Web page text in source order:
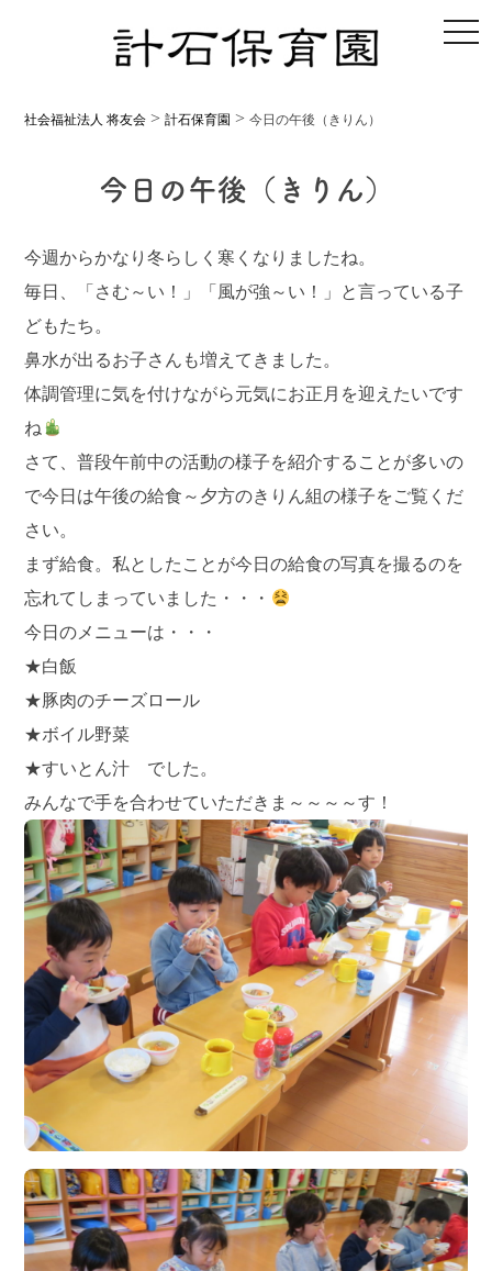
社会福祉法人 将友会 >計石保育園 >今日の午後（きりん）
今日の午後（きりん）
今週からかなり冬らしく寒くなりましたね。
毎日、「さむ～い！」「風が強～い！」と言っている子
どもたち。
鼻水が出るお子さんも増えてきました。
体調管理に気を付けながら元気にお正月を迎えたいです
ね
さて、普段午前中の活動の様子を紹介することが多いの
で今日は午後の給食～夕方のきりん組の様子をご覧くだ
さい。
まず給食。私としたことが今日の給食の写真を撮るのを
忘れてしまっていました・・・
今日のメニューは・・・
★白飯
★豚肉のチーズロール
★ボイル野菜
★すいとん汁 でした。
みんなで手を合わせていただきま～～～～す！